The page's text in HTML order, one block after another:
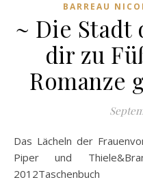
BARREAU
~ Die
dir zu
Romanze
Das Lächeln der Frauenvon Nicoas Barreauerschienen im
Piper und